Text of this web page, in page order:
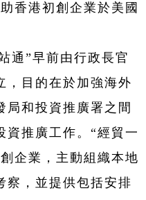
香港初創企業於美國
通”早前由行政長官
，目的在於加強海外
局和投資推廣署之間
資推廣工作。“經貿一
企業，主動組織本地
察，並提供包括安排